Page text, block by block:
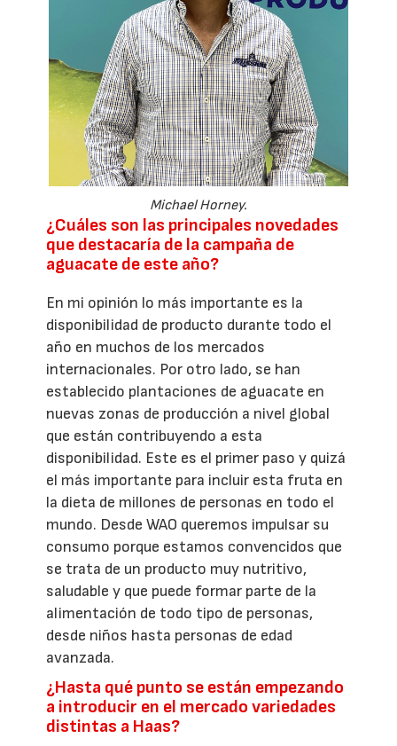
Michael Horney.
¿Cuáles son las principales novedades
que destacaría de la campaña de
aguacate de este año?
En mi opinión lo más importante es la
disponibilidad de producto durante todo el
año en muchos de los mercados
internacionales. Por otro lado, se han
establecido plantaciones de aguacate en
nuevas zonas de producción a nivel global
que están contribuyendo a esta
disponibilidad. Este es el primer paso y quizá
el más importante para incluir esta fruta en
la dieta de millones de personas en todo el
mundo. Desde WAO queremos impulsar su
consumo porque estamos convencidos que
se trata de un producto muy nutritivo,
saludable y que puede formar parte de la
alimentación de todo tipo de personas,
desde niños hasta personas de edad
avanzada.
¿Hasta qué punto se están empezando
a introducir en el mercado variedades
distintas a Haas?